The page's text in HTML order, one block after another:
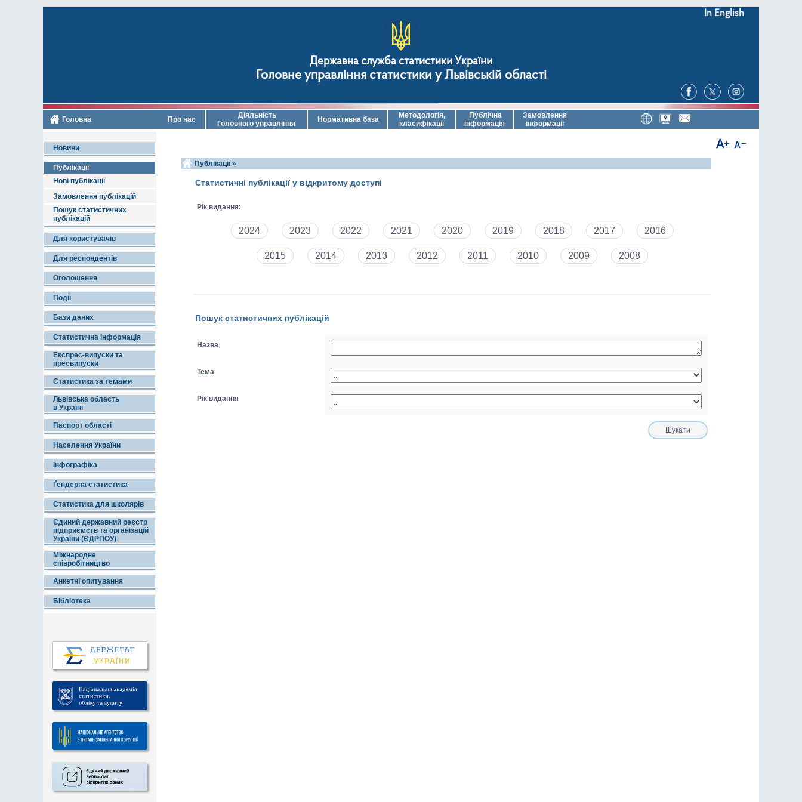
In English
Державна служба статистики України
Головне управління статистики у Львівській області
Головна Про нас
Діяльність
Головного управління
Нормативна база
Методологія,
класифікації
Публічна
інформація
Замовлення
інформації
Новини
Публікації
Нові публікації
Замовлення публікацій
Пошук статистичних
публікацій
Для користувачів
Для респондентів
Оголошення
Події
Бази даних
Статистична інформація
Експрес-випуски та
пресвипуски
Статистика за темами
Львівська область
в Україні
Паспорт області
Населення України
Інфографіка
Ґендерна статистика
Статистика для школярів
Єдиний державний реєстр
підприємств та організацій
України (ЄДРПОУ)
Міжнародне
співробітництво
Анкетні опитування
Бібліотека
Публікації »
Статистичні публікації у відкритому доступі
Рік видання:
2024 2023 2022 2021 2020 2019 2018 2017 2016
2015 2014 2013 2012 2011 2010 2009 2008
Пошук статистичних публікацій
Назва
Тема
Рік видання